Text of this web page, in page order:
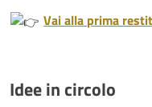
Vai alla prima
Idee in circolo